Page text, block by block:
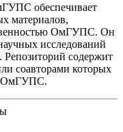
обеспечивает
материалов,
ОмГУПС. Он
исследований
содержит
соавторами которых
ОмГУПС.